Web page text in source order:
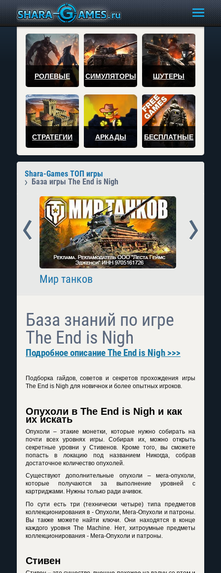
РОЛЕВЫЕ СИМУЛЯТОРЫ ШУТЕРЫ
СТРАТЕГИИ АРКАДЫ БЕСПЛАТНЫЕ
Shara-Games ТОП игры
База игры The End is Nigh
Мир танков
Prev
База знаний по игре
The End is Nigh
Подробное описание The End is Nigh >>>
Подборка гайдов, советов и секретов прохождения игры
The End is Nigh для новичнок и более опытных игроков.
Опухоли в The End is Nigh и как
их искать
Опухоли – этакие монетки, которые нужно собирать на
почти всех уровнях игры. Собирая их, можно открыть
секретные уровни у Стивенов. Кроме того, вы сможете
попасть в локацию под названием Никогда, собрав
достаточное количество опухолей.
Существуют дополнительные опухоли – мега-опухоли,
которые получаются за выполнение уровней с
картриджами. Нужны только ради ачивок.
По сути есть три (технически четыре) типа предметов
коллекционирования в - Опухоли, Мега-Опухоли и патроны.
Вы также можете найти ключи. Они находятся в конце
каждого уровня The Machine. Нет, хитроумные предметы
коллекционирования - Мега-Опухоли и патроны.
Стивен